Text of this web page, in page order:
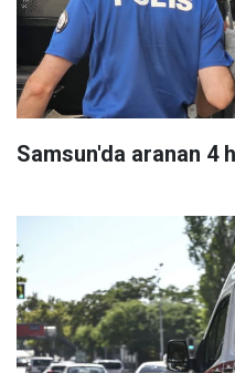
Samsun'da aranan 4